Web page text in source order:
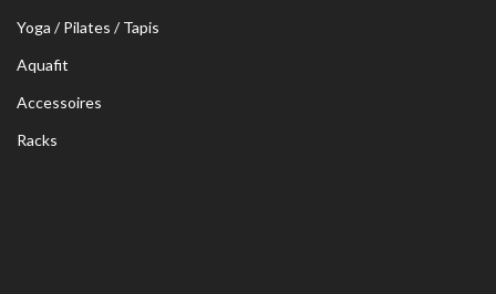
Yoga / Pilates / Tapis
Aquafit
Accessoires
Racks